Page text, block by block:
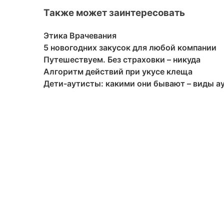
Также может заинтересовать
Этика Врачевания
5 новогодних закусок для любой компании
Путешествуем. Без страховки – никуда
Алгоритм действий при укусе клеща
Дети-аутисты: какими они бывают – виды